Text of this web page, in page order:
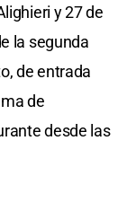
y 27 de
la segunda
de entrada
de
desde las